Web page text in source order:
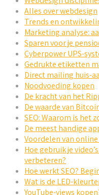
Alles over webdesign
Trends en
Marketing analyse:
Sparen voor je
Cyberpower UPS-
Gedrukte etiketten
Direct mailing huis-
Noodvoeding kopen
De kracht van het
De waarde van
SEO: Waarom is het
De meest handige
Voordelen van
Hoe gebruik je
verbeteren?
Hoe werkt SEO?
Wat is de LED-
YouTube-views